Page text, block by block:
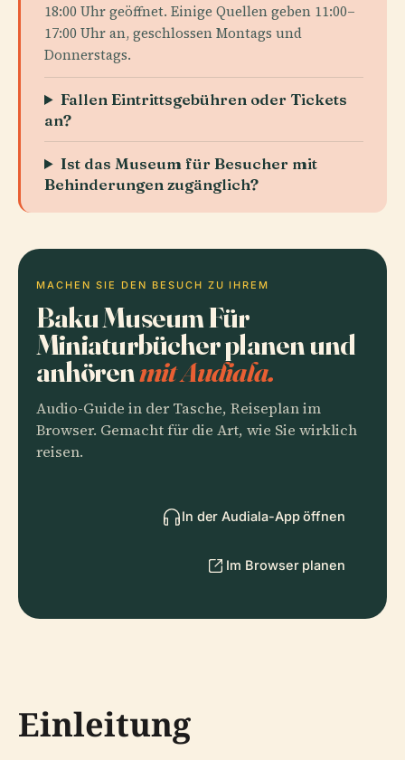
18:00 Uhr geöffnet. Einige Quellen geben 11:00–
17:00 Uhr an, geschlossen Montags und
Donnerstags.
Fallen Eintrittsgebühren oder Tickets
an?
Ist das Museum für Besucher mit
Behinderungen zugänglich?
MACHEN SIE DEN BESUCH ZU IHREM
Baku Museum Für
Miniaturbücher planen und
anhörenmit Audiala.
Audio-Guide in der Tasche, Reiseplan im
Browser. Gemacht für die Art, wie Sie wirklich
reisen.
In der Audiala-App öffnen
Im Browser planen
Einleitung